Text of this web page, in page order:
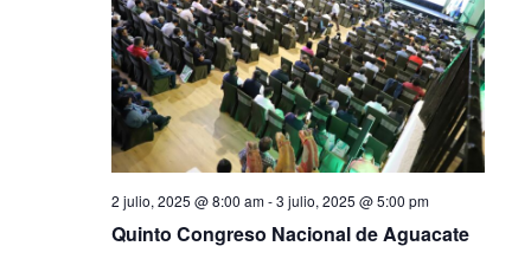
y
vistas
de
2 julio, 2025 @ 8:00 am-3 julio, 2025 @ 5:00 pm
Quinto Congreso Nacional de Aguacate